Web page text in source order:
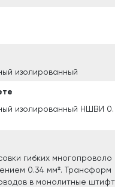
изолированный
изолированный НШВИ 0.
гибких многопроволо
0.34 мм². Трансформ
в монолитные штифт